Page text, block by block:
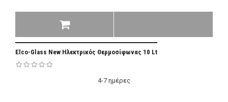
Elco-Glass New Ηλεκτρικός Θερμοσίφωνας 10 Lt
4-7 ημέρες